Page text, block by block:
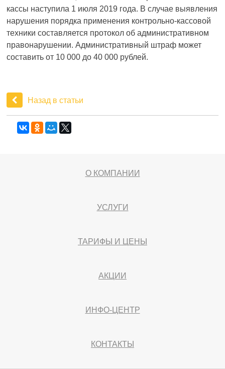
кассы наступила 1 июля 2019 года. В случае выявления
нарушения порядка применения контрольно-кассовой
техники составляется протокол об административном
правонарушении. Административный штраф может
составить от 10 000 до 40 000 рублей.
Назад в статьи
О КОМПАНИИ
УСЛУГИ
ТАРИФЫ И ЦЕНЫ
АКЦИИ
ИНФО-ЦЕНТР
КОНТАКТЫ